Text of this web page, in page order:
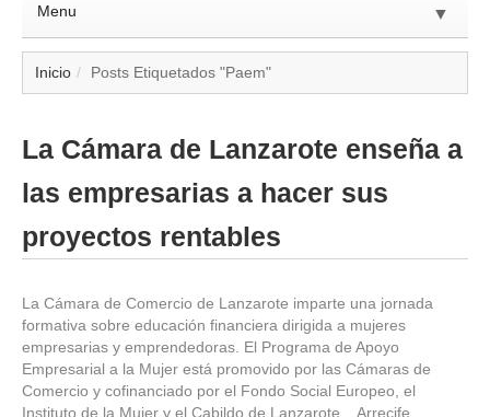
Menu ▼
Inicio Posts Etiquetados "Paem"
La Cámara de Lanzarote enseña a
las empresarias a hacer sus
proyectos rentables
La Cámara de Comercio de Lanzarote imparte una jornada
formativa sobre educación financiera dirigida a mujeres
empresarias y emprendedoras. El Programa de Apoyo
Empresarial a la Mujer está promovido por las Cámaras de
Comercio y cofinanciado por el Fondo Social Europeo, el
Instituto de la Mujer y el Cabildo de Lanzarote. Arrecife,